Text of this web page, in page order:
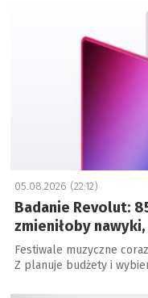
05.08.2026 (22:12)
Badanie Revolut:
zmieniłoby
Festiwale muzyczne
Z planuje budżety i
a